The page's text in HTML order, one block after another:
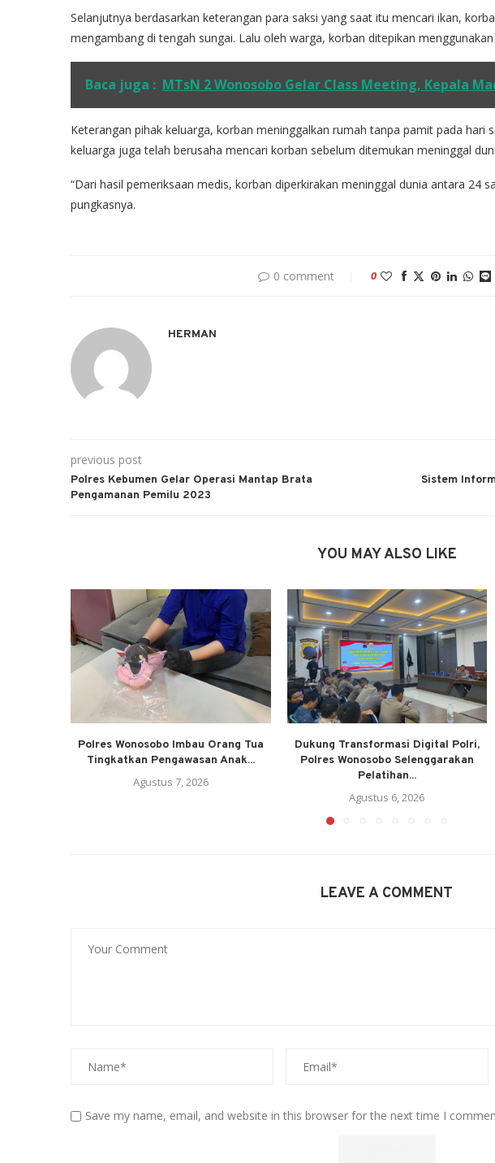
Selanjutnya berdasarkan keterangan para saksi yang saat itu mencari ikan,
mengambang di tengah sungai. Lalu oleh warga, korban ditepikan
Baca juga : MTsN 2 Wonosobo Gelar Class Meeting, Kepala
Keterangan pihak keluarga, korban meninggalkan rumah tanpa pamit pada hari
keluarga juga telah berusaha mencari korban sebelum ditemukan meninggal
“Dari hasil pemeriksaan medis, korban diperkirakan meninggal dunia antara 24
pungkasnya.
0 comment 0
HERMAN
previous post
Polres Kebumen Gelar Operasi Mantap Brata
Pengamanan Pemilu 2023
Sistem
YOU MAY ALSO LIKE
Polres Wonosobo Imbau Orang Tua
Tingkatkan Pengawasan Anak...
Agustus 7, 2026
Dukung Transformasi Digital Polri,
Polres Wonosobo Selenggarakan
Pelatihan...
Agustus 6, 2026
LEAVE A COMMENT
Save my name, email, and website in this browser for the next time I